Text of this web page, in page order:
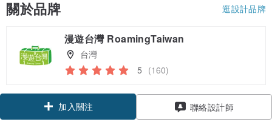
關於品牌 逛設計品牌
漫遊台灣 RoamingTaiwan
台灣
5 (160)
加入關注 聯絡設計師